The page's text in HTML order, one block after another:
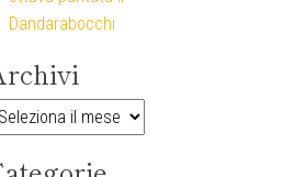
Dandarabocchi